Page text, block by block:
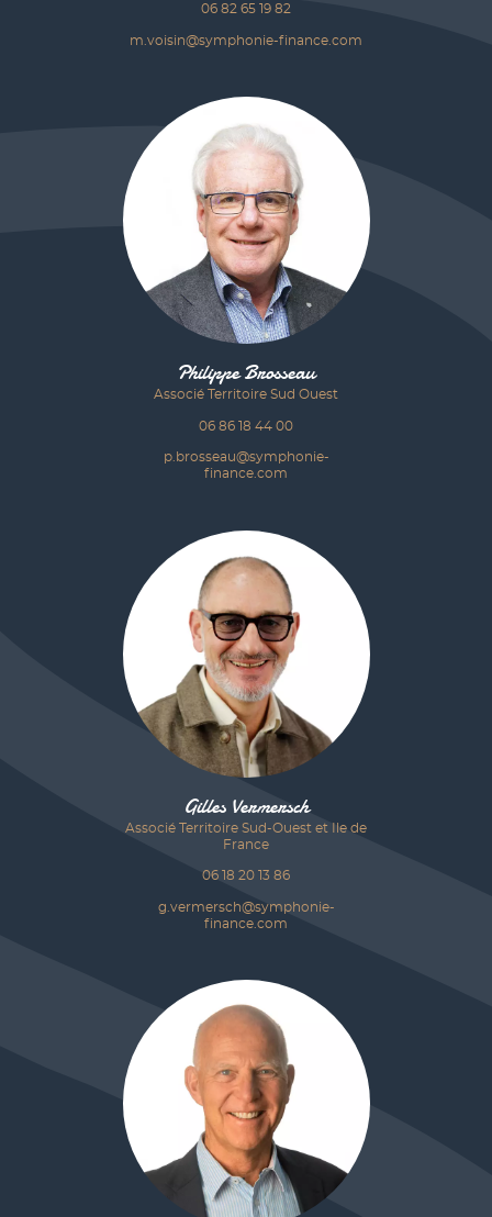
06 82 65 19 82
m.voisin@symphonie-finance.com
Philippe Brosseau
Associé Territoire Sud Ouest
06 86 18 44 00
p.brosseau@symphonie-
finance.com
Gilles Vermersch
Associé Territoire Sud-Ouest et Ile de
France
06 18 20 13 86
g.vermersch@symphonie-
finance.com